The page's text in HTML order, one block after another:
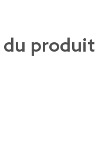
du produit